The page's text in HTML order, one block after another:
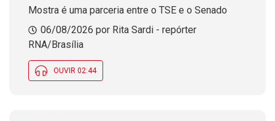
Mostra é uma parceria entre o TSE e o Senado
06/08/2026 por Rita Sardi - repórter
RNA/Brasília
OUVIR 02:44